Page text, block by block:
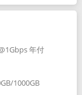
年付
1000GB